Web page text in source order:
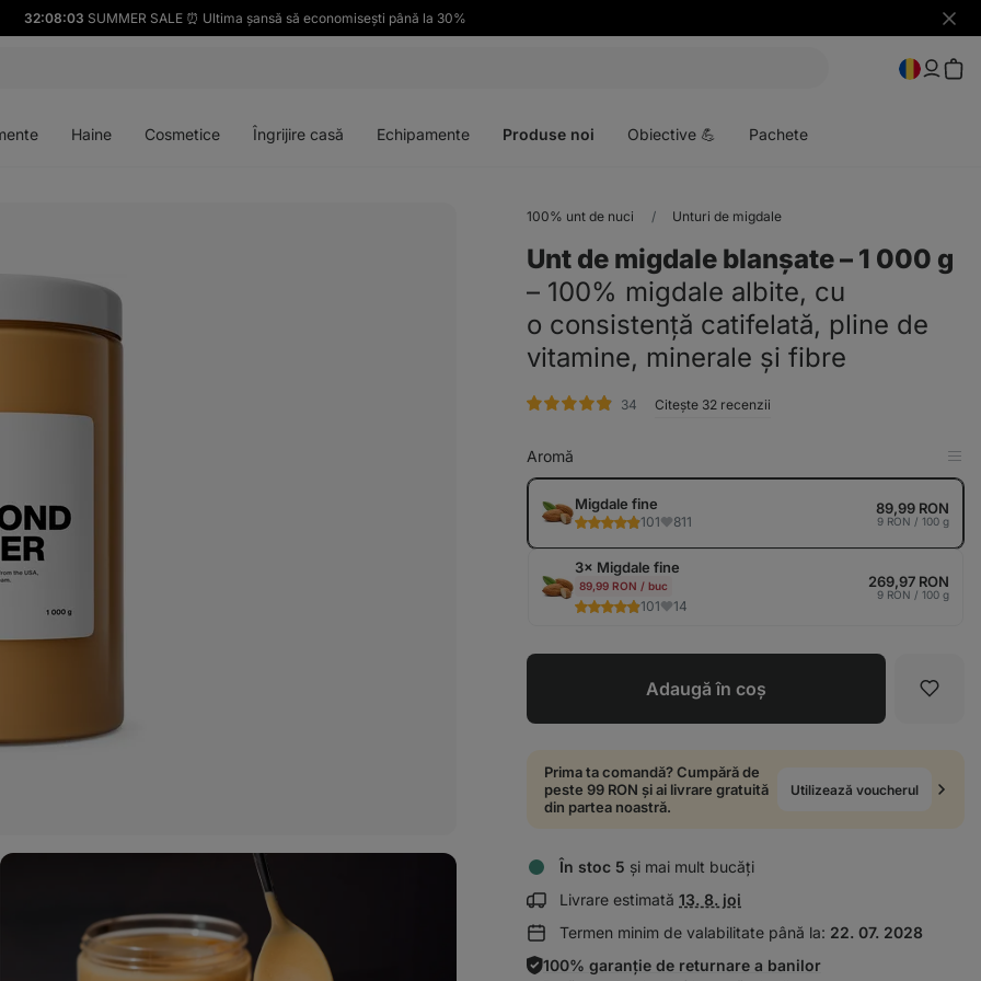
32:08:02 SUMMER SALE ⏰ Ultima șansă să economisești până la 30%
Haine Cosmetice Îngrijire casă Echipamente Produse noi Obiective 💪 Pachete
100% unt de nuci Unturi de migdale
Unt de migdale blanșate ⁠–⁠ 1 000 g
⁠–⁠ 100% migdale albite, cu
o consistență catifelată, pline de
vitamine, minerale și fibre
34 evaluare
Citește 32 recenzii
Aromă
în
Migdale fine
101 811
89,99 RON
9 RON / 100 g
3× Migdale fine
89,99 RON / buc
101 14
269,97 RON
9 RON / 100 g
Adaugă în coș
Prima ta comandă? Cumpără de
peste 99 RON și ai livrare gratuită
din partea noastră.
Utilizează voucherul
În stoc 5 și mai mult bucăți
Livrare estimată Afișează
despre
13. 8. joi
Termen minim de valabilitate până la: 22. 07. 2028
100% garanție de returnare a banilor